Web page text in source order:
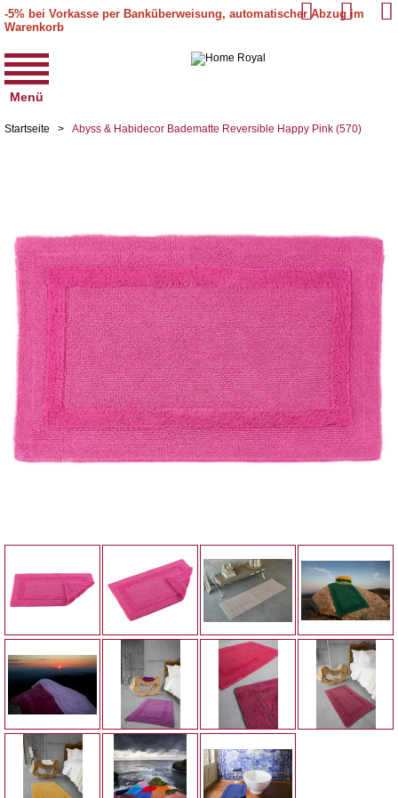
-5% bei Vorkasse per Banküberweisung, automatischer Abzug im
Warenkorb
Menü
Startseite > Abyss & Habidecor Badematte Reversible Happy Pink (570)